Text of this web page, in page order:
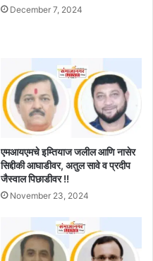
December 7, 2024
एमआयएमचे इम्तियाज जलील आणि नासेर
सिद्दीकी आघाडीवर, अतुल सावे व प्रदीप
जैस्वाल पिछाडीवर !!
November 23, 2024